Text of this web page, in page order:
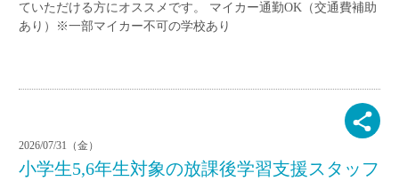
ていただける方にオススメです。 マイカー通勤OK（交通費補助
あり）※一部マイカー不可の学校あり
2026/07/31（金）
小学生5,6年生対象の放課後学習支援スタッフ